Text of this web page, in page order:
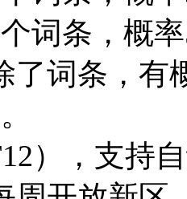
词条，概
了词条，有
），支持